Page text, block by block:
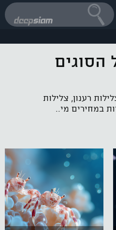
הסוגים
רענון, צלילות
במחירים מי..